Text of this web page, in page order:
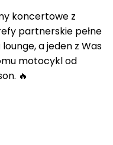
koncertowe z
partnerskie pełne
a jeden z Was
motocykl od
🔥